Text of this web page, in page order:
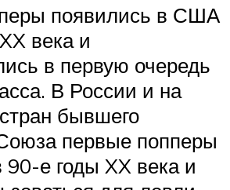
появились в США
века и
в первую очередь
В России и на
бывшего
первые попперы
90-е годы XX века и